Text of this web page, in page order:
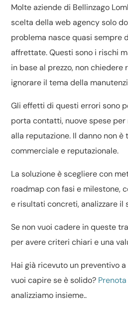
Molte aziende di Bellinzago
scelta della web agency solo
problema nasce quasi sempre
affrettate. Questi sono i rischi
in base al prezzo, non chiedere
ignorare il tema della
Gli effetti di questi errori sono
porta contatti, nuove spese per
alla reputazione. Il danno non è
commerciale e reputazionale.
La soluzione è scegliere con
roadmap con fasi e milestone,
e risultati concreti, analizzare
Se non vuoi cadere in queste
per avere criteri chiari e una
Hai già ricevuto un preventivo
vuoi capire se è solido?
analizziamo insieme..